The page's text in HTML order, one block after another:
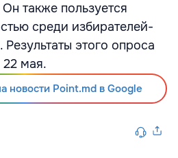
также пользуется
среди избирателей-
этого опроса
мая.
новости Point.md в Google